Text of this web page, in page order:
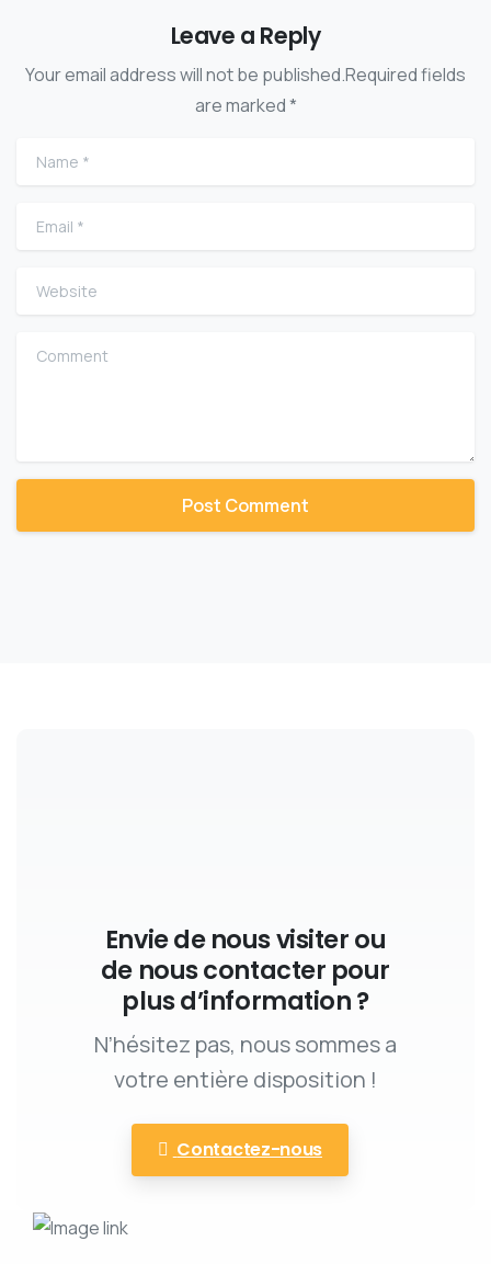
Leave a Reply
Your email address will not be published.Required fields
are marked *
Name
Email
Website
Comment
Envie de nous visiter ou
de nous contacter pour
plus d’information ?
N’hésitez pas, nous sommes a
votre entière disposition !
Contactez-nous